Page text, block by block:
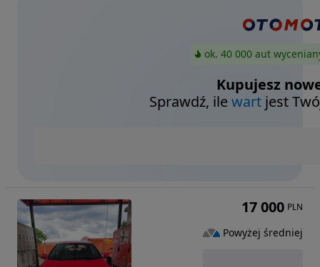
ok. 40 000 aut
Kupujesz
Sprawdź, ilewart jest
17 000 PLN
Powyżej średniej